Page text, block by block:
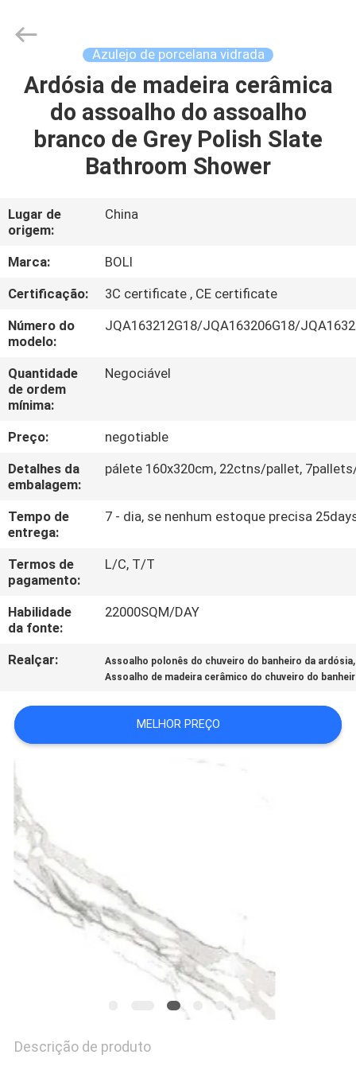
PARA
CASA
PRODUTOS
VÍDEOS
SOBRE
NÓS
VISITA
À
FÁBRICA
CONTROLE
DE
QUALIDADE
NOS
SOLICITE UM
ORÇAMENTO
MAPA
DO
POLÍTICA
DE
PRIVACIDADE
CERAMICS
CO.,LTD..
Reserved.
Azulejo de porcelana vidrada
Ardósia de madeira cerâmica
do assoalho do assoalho
branco de Grey Polish Slate
Bathroom Shower
Lugar de
origem:
China
Marca:
BOLI
Certificação:
3C certificate , CE certificate
Número do
modelo:
JQA163212G18/JQA163206G18/
Quantidade
de ordem
mínima:
Negociável
Preço:
negotiable
Detalhes da
embalagem:
pálete 160x320cm, 22ctns/pallet,
Tempo de
entrega:
7 - dia, se nenhum estoque precisa
Termos de
pagamento:
L/C, T/T
Habilidade
da fonte:
22000SQM/DAY
Realçar: Assoalho polonês do chuveiro do banheiro da ardósia,
Assoalho de madeira cerâmico do chuveiro do
MELHOR PREÇO
Descrição de produto